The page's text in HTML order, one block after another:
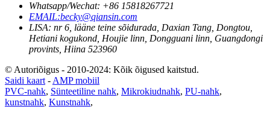
Whatsapp/Wechat: +86 15818267721
EMAIL:becky@qiansin.com
LISA: nr 6, lääne teine ​​sõidurada, Daxian Tang, Dongtou,
Hetiani kogukond, Houjie linn, Dongguani linn, Guangdongi
provints, Hiina 523960
© Autoriõigus - 2010-2024: Kõik õigused kaitstud.
Saidi kaart - AMP mobiil
PVC-nahk, Sünteetiline nahk, Mikrokiudnahk, PU-nahk,
kunstnahk, Kunstnahk,